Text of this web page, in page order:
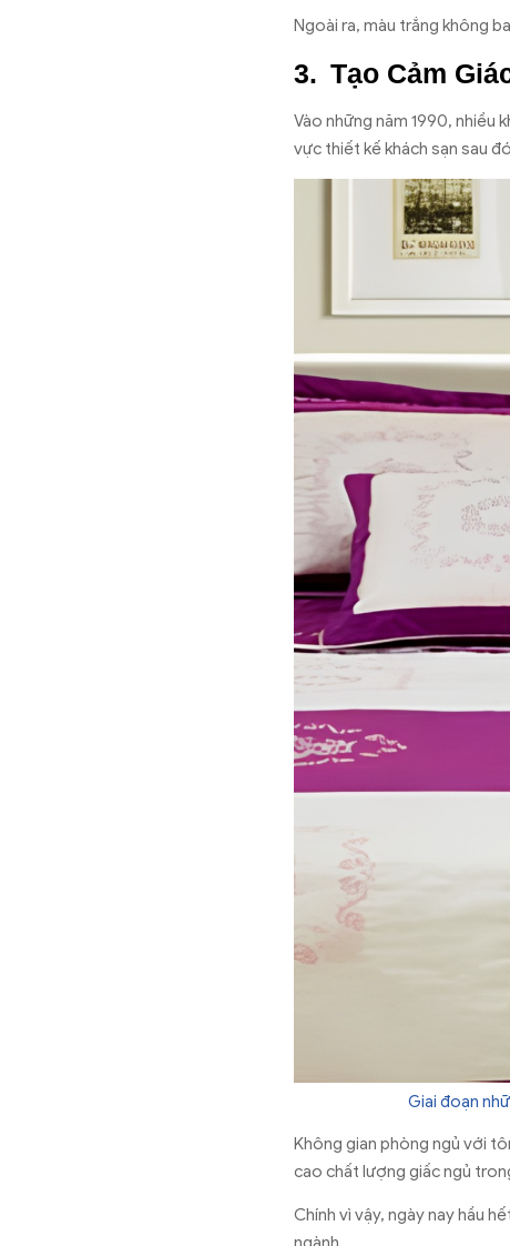
Ngoài ra, màu trắng không
Tạo Cảm
Vào những năm 1990, nhiều
vực thiết kế khách sạn sau
Giai đoạn
Không gian phòng ngủ với
cao chất lượng giấc ngủ
Chính vì vậy, ngày nay hầu